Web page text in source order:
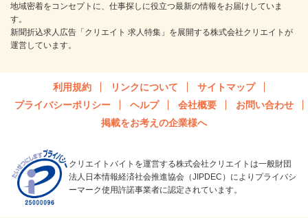
地域密着をコンセプトに、仕事探しに役立つ最新の情報をお届けしていま
す。
新聞折込求人広告「クリエイト 求人特集」を展開する株式会社クリエイトが
運営しています。
利用規約 リンクについて
サイトマップ
プライバシーポリシー
ヘルプ 会社概要
お問い合わせ
掲載をお考えの企業様へ
クリエイトバイトを運営する株式会社クリエイトは一般財団
法人日本情報経済社会推進協会（JIPDEC）によりプライバシ
ーマーク使用許諾事業者に認定されています。